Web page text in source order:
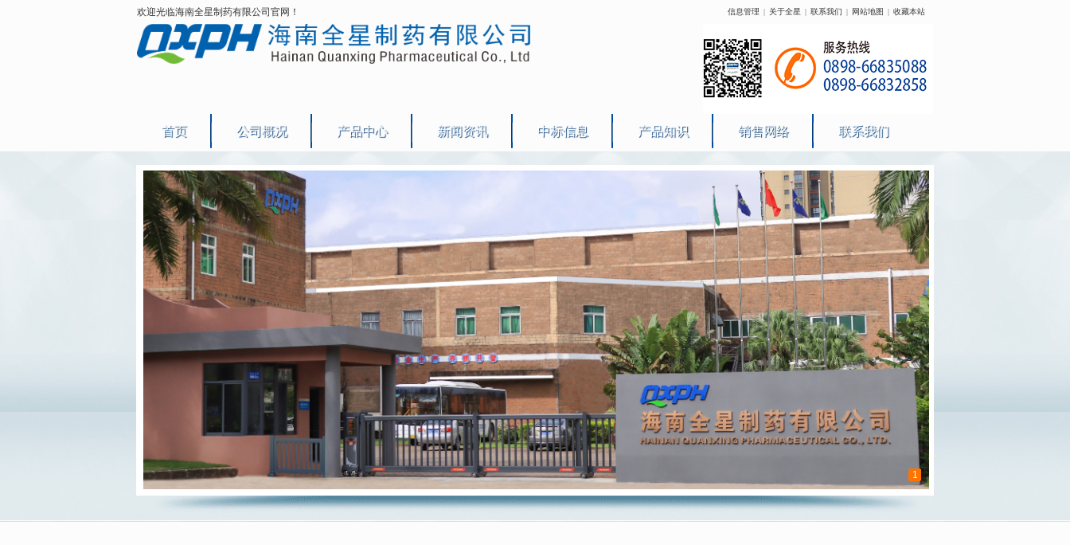
欢迎光临海南全星制药有限公司官网！ 收藏本站
|
网站地图
|
联系我们
|
关于全星
|
信息管理
首页 公司概况 产品中心 新闻资讯 中标信息 产品知识 销售网络 联系我们
1